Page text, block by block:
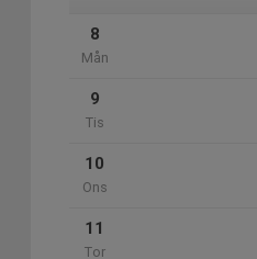
8
Mån
9
Tis
10
Ons
11
Tor